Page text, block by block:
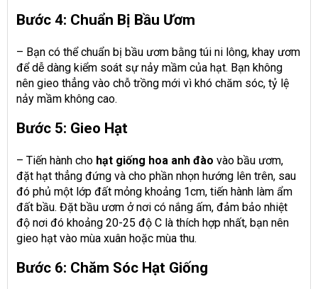
Bước 4: Chuẩn Bị Bầu Ươm
– Bạn có thể chuẩn bị bầu ươm bằng túi ni lông, khay ươm
để dễ dàng kiểm soát sự nảy mầm của hạt. Bạn không
nên gieo thẳng vào chỗ trồng mới vì khó chăm sóc, tỷ lệ
nảy mầm không cao.
Bước 5: Gieo Hạt
– Tiến hành cho hạt giống hoa anh đào vào bầu ươm,
đặt hạt thẳng đứng và cho phần nhọn hướng lên trên, sau
đó phủ một lớp đất mỏng khoảng 1cm, tiến hành làm ẩm
đất bầu. Đặt bầu ươm ở nơi có nắng ấm, đảm bảo nhiệt
độ nơi đó khoảng 20-25 độ C là thích hợp nhất, bạn nên
gieo hạt vào mùa xuân hoặc mùa thu.
Bước 6: Chăm Sóc Hạt Giống